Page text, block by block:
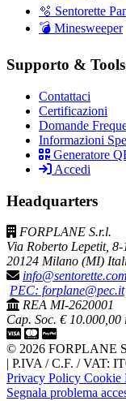
🫧 Sentorette
💣 Minesweeper
Supporto & Tools
Contattaci
Certificazioni
Domande
Informazioni
Generatore
Accedi
Headquarters
FORPLANE S.r.l.
Via Roberto Lepetit, 8-
20124 Milano (MI)
info@sentorette.com
PEC: forplane@pec.it
REA MI-2620001
Cap. Soc. € 10.000,00
© 2026 FORPLANE
| P.IVA / C.F. / VAT:
Privacy Policy Cookie
Segnala problema